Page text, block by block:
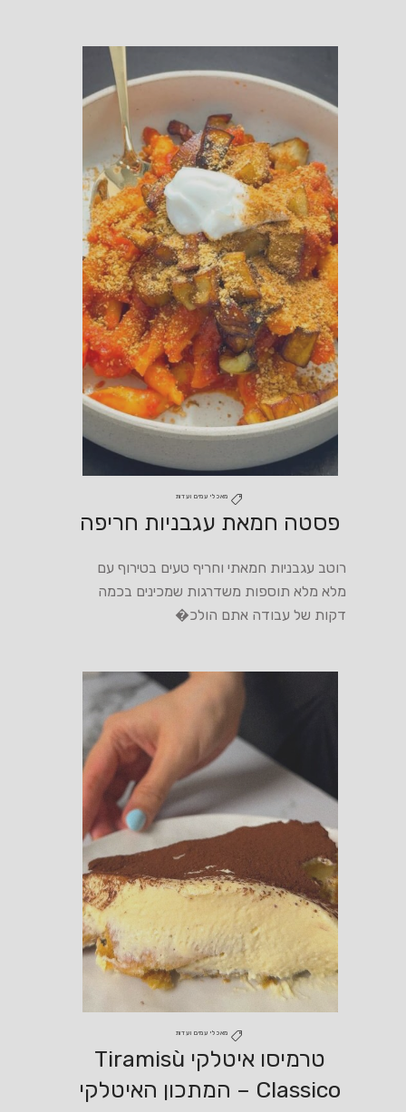
מאכלי עמים ועדות
פסטה חמאת עגבניות חריפה
רוטב עגבניות חמאתי וחריף טעים בטירוף עם
מלא מלא תוספות משדרגות שמכינים בכמה
דקות של עבודה אתם הולכ�
מאכלי עמים ועדות
טרמיסו איטלקי Tiramisù
Classico – המתכון האיטלקי